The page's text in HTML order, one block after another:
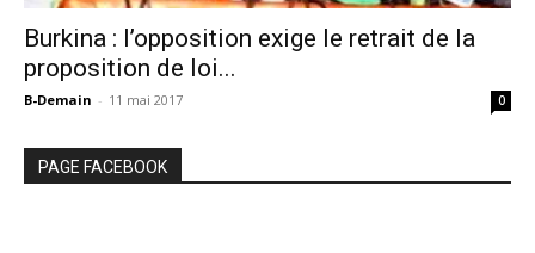
Burkina : l’opposition exige le retrait de la
proposition de loi...
B-Demain - 11 mai 2017 0
PAGE FACEBOOK